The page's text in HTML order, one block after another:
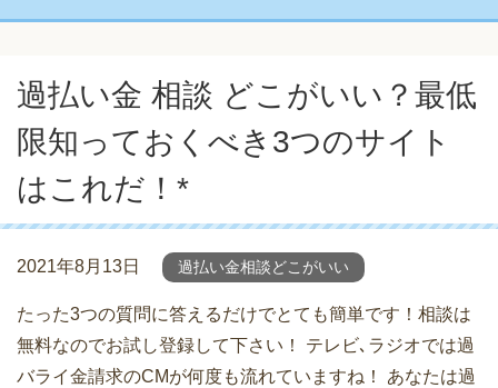
過払い金 相談 どこがいい？最低
限知っておくべき3つのサイト
はこれだ！*
2021年8月13日 過払い金相談どこがいい
たった3つの質問に答えるだけでとても簡単です！相談は
無料なのでお試し登録して下さい！ テレビ､ラジオでは過
バライ金請求のCMが何度も流れていますね！ あなたは過